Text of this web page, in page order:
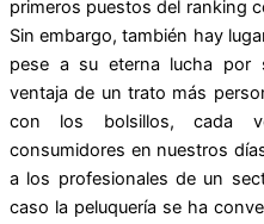
primeros puestos del ranking
Sin embargo, también hay
pese a su eterna lucha por
ventaja de un trato más
con los bolsillos, cada
consumidores en nuestros
a los profesionales de un
caso la peluquería se ha